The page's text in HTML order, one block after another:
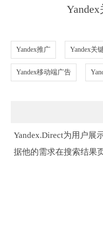
Yandex推广 Yandex关
Yandex移动端广告
Yandex.Direct为用户展
据他的需求在搜索结果